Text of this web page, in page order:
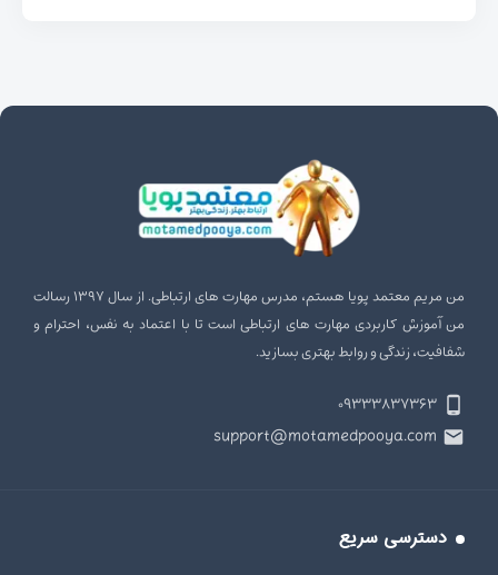
من مریم معتمد پویا هستم، مدرس مهارت‌ های ارتباطی. از سال ۱۳۹۷ رسالت
من آموزش کاربردی مهارت‌ های ارتباطی است تا با اعتماد به نفس، احترام و
شفافیت، زندگی و روابط بهتری بسازید.
۰۹۳۳۳۸۳۷۳۶۳
support@motamedpooya.com
دسترسی سریع